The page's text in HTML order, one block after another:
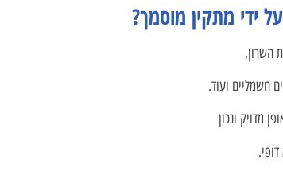
ידי מתקין מוסמך?
השרון,
חשמליים ועוד.
מדויק ונכון